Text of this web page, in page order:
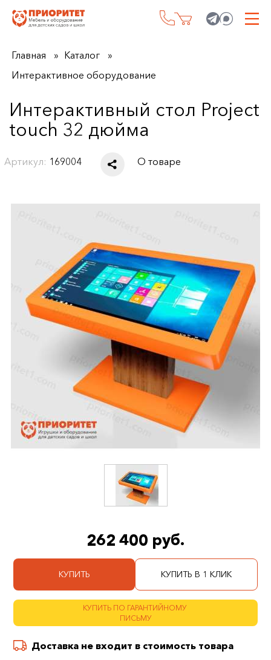
Главная
Каталог
Интерактивное оборудование
Интерактивный стол Project
touch 32 дюйма
Артикул: 169004 О товаре
262 400 руб.
КУПИТЬ КУПИТЬ В 1 КЛИК
КУПИТЬ ПО ГАРАНТИЙНОМУ
ПИСЬМУ
Доставка не входит в стоимость товара